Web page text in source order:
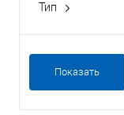
0.9
Тип
Показать